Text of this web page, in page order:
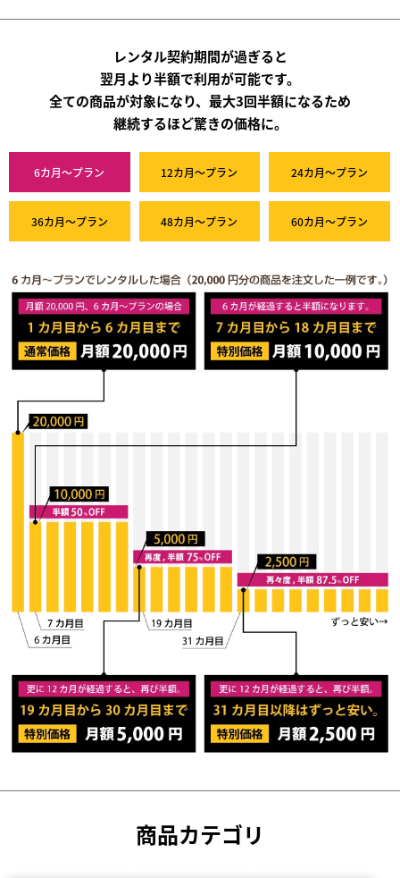
レンタル契約期間が過ぎると
翌月より半額で利用が可能です。
全ての商品が対象になり、最大3回半額になるため
継続するほど驚きの価格に。
6カ月～プラン 12カ月～プラン 24カ月～プラン
36カ月～プラン 48カ月～プラン 60カ月～プラン
商品カテゴリ